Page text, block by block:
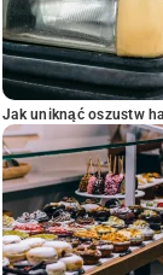
Jak uniknąć oszustw